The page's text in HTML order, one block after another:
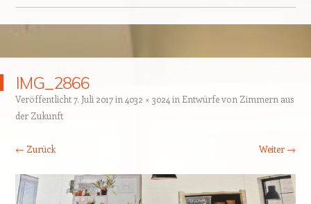
IMG_2866
Veröffentlicht7. Juli 2017in 4032 × 3024 in Entwürfe von Zimmern aus
der Zukunft
← Zurück Weiter →